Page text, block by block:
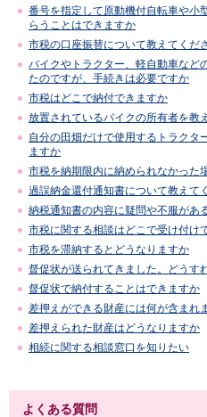
番号を指定して原動機付自転車や小
らうことはできますか
市税の口座振替について教えてくだ
バイクやトラクター、軽自動車など
たのですが、手続きは必要ですか
市税はどこで納付できますか
放置されているバイクの所有者を教
自分の田畑だけで使用するトラクタ
ますか
市税を納期限内に納められなかった
過誤納金還付通知書について教えて
納税通知書の内容に疑問や不服があ
市税に関する相談はどこで受け付け
市税を滞納するとどうなりますか
督促状が送られてきました。どうす
督促状で納付することはできますか
差押えができる財産には何が含まれ
差押えられた財産はどうなりますか
相続に関する相談窓口を知りたい
よくある質問